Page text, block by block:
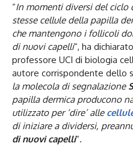
“In momenti diversi del
stesse cellule della papilla
che mantengono i follicoli
di nuovi capelli“, ha
professore UCI di biologia
autore corrispondente dello
la molecola di segnalazione
papilla dermica producono
utilizzato per ‘dire’ alle
di iniziare a dividersi,
di nuovi capelli“.